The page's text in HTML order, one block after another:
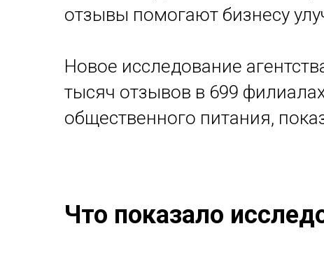
отзывы помогают бизнесу
Новое исследование
тысяч отзывов в 699
общественного питания,
Что показало